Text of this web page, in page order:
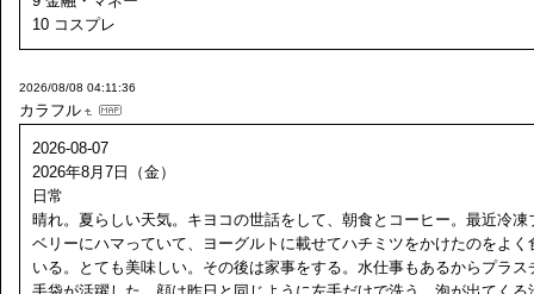
10 コスプレ
2026/08/08 04:11:36
カラフル
2026-08-07
2026年8月7日（金）
日常
晴れ。夏らしい天気。キヨコの世話をして、朝食とコーヒー。最近冷凍
ベリーにハマっていて、ヨーグルトに載せてハチミツをかけたのをよく
いる。とても美味しい。その後は家事をする。水仕事もあるからプラス